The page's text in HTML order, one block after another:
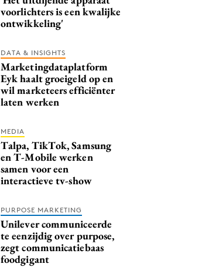
voorlichters is een kwalijke
ontwikkeling'
DATA & INSIGHTS
Marketingdataplatform
Eyk haalt groeigeld op en
wil marketeers efficiënter
laten werken
MEDIA
Talpa, TikTok, Samsung
en T-Mobile werken
samen voor een
interactieve tv-show
PURPOSE MARKETING
Unilever communiceerde
te eenzijdig over purpose,
zegt communicatiebaas
foodgigant